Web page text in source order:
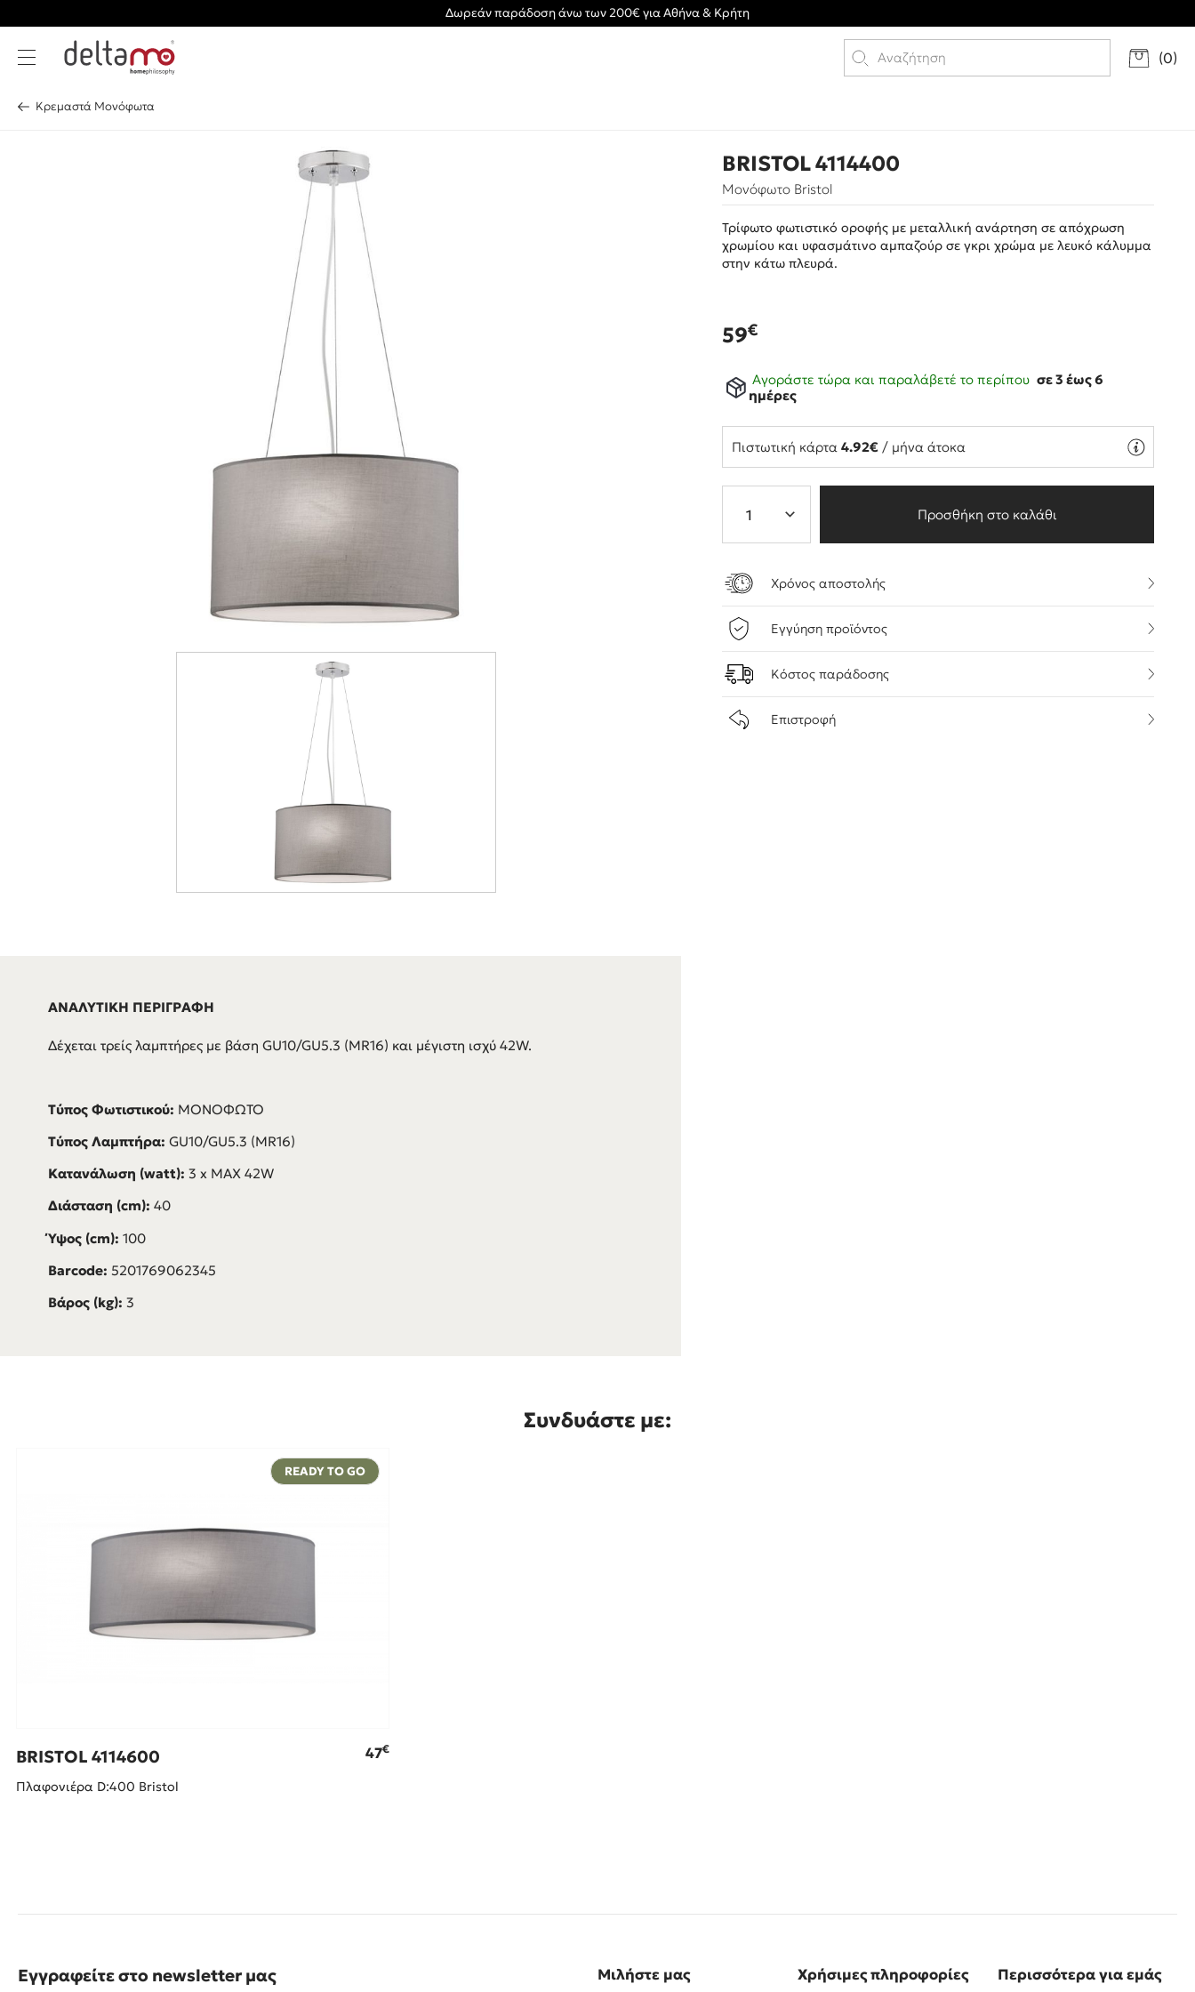
Δωρεάν παράδοση άνω των 200€ για Αθήνα & Κρήτη
(0)
Κρεμαστά Μονόφωτα
ΑΝΑΛΥΤΙΚΗ ΠΕΡΙΓΡΑΦΗ
Δέχεται τρείς λαμπτήρες με βάση GU10/GU5.3 (MR16) και μέγιστη ισχύ 42W.
Τύπος Φωτιστικού: ΜΟΝΟΦΩΤΟ
Τύπος Λαμπτήρα: GU10/GU5.3 (MR16)
Κατανάλωση (watt): 3 x MAX 42W
Διάσταση (cm): 40
Ύψος (cm): 100
Barcode: 5201769062345
Βάρος (kg): 3
BRISTOL 4114400
Μονόφωτο Bristol
Τρίφωτο φωτιστικό οροφής με μεταλλική ανάρτηση σε απόχρωση
χρωμίου και υφασμάτινο αμπαζούρ σε γκρι χρώμα με λευκό κάλυμμα
στην κάτω πλευρά.
59€
Αγοράστε τώρα και παραλάβετέ το περίπου σε 3 έως 6
ημέρες
Πιστωτική κάρτα4.92€ / μήνα άτοκα
Προσθήκη στο καλάθι
Χρόνος αποστολής
Εγγύηση προϊόντος
Κόστος παράδοσης
Επιστροφή
Συνδυάστε με:
READY TO GO
BRISTOL 4114600 47€
Πλαφονιέρα D:400 Bristol
Εγγραφείτε στο newsletter μας Μιλήστε μας Χρήσιμες πληροφορίες Περισσότερα για εμάς